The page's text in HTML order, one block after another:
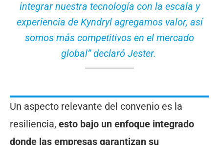
integrar nuestra tecnología con la escala y
experiencia de Kyndryl agregamos valor, así
somos más competitivos en el mercado
global” declaró Jester.
Un aspecto relevante del convenio es la
resiliencia, esto bajo un enfoque integrado
donde las empresas garantizan su